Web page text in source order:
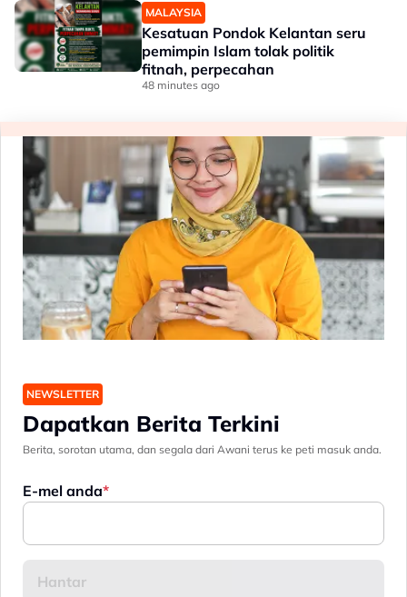
MALAYSIA
Kesatuan Pondok Kelantan seru
pemimpin Islam tolak politik
fitnah, perpecahan
48 minutes ago
NEWSLETTER
Dapatkan Berita Terkini
Berita, sorotan utama, dan segala dari Awani terus ke peti masuk anda.
E-mel anda